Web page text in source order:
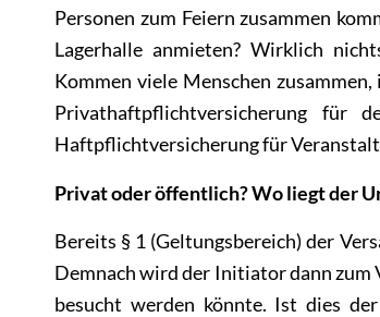
Personen zum Feiern zusammen
Lagerhalle anmieten? Wirklich
Kommen viele Menschen
Privathaftpflichtversicherung
Haftpflichtversicherung für
Privat oder öffentlich? Wo liegt der
Bereits § 1 (Geltungsbereich) der
Demnach wird der Initiator dann zum
besucht werden könnte. Ist dies